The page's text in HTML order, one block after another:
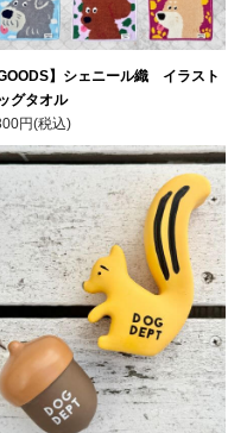
GOODS】シェニール織 イラスト
グタオル
円(税込)